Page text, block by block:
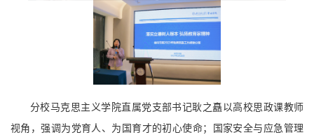
分校马克思主义学院直属党支部书记耿之矗以高校思政课教师
视角，强调为党育人、为国育才的初心使命；国家安全与应急管理